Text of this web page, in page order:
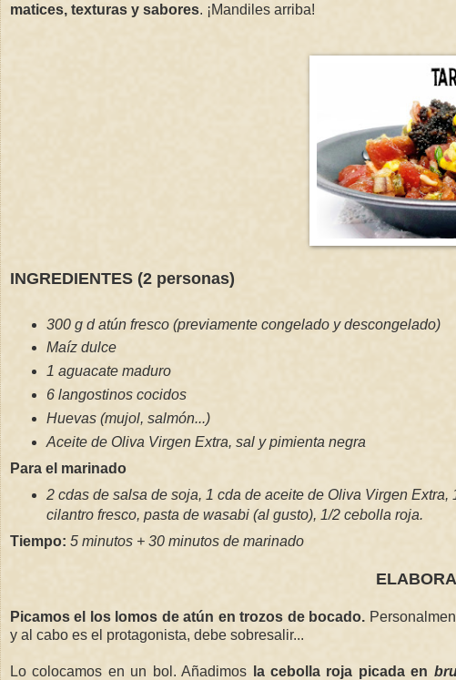
matices, texturas y sabores. ¡Mandiles arriba!
INGREDIENTES (2 personas)
300 g d atún fresco (previamente congelado y descongelado)
Maíz dulce
1 aguacate maduro
6 langostinos cocidos
Huevas (mujol, salmón...)
Aceite de Oliva Virgen Extra, sal y pimienta negra
Para el marinado
2 cdas de salsa de soja, 1 cda de aceite de Oliva Virgen
cilantro fresco, pasta de wasabi (al gusto), 1/2 cebolla roja.
Tiempo: 5 minutos + 30 minutos de marinado
Picamos el los lomos de atún en trozos de bocado.
y al cabo es el protagonista, debe sobresalir...
Lo colocamos en un bol. Añadimos la cebolla roja picada en